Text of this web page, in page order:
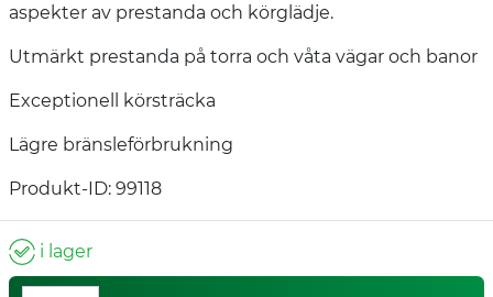
aspekter av prestanda och körglädje.
Utmärkt prestanda på torra och våta vägar och banor
Exceptionell körsträcka
Lägre bränsleförbrukning
Produkt-ID: 99118
i lager